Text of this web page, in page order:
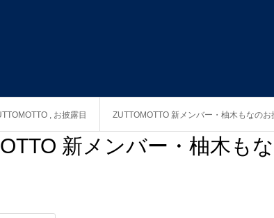
, お披露目 ZUTTOMOTTO 新メンバー・柚木もなのお
新メンバー・柚木も